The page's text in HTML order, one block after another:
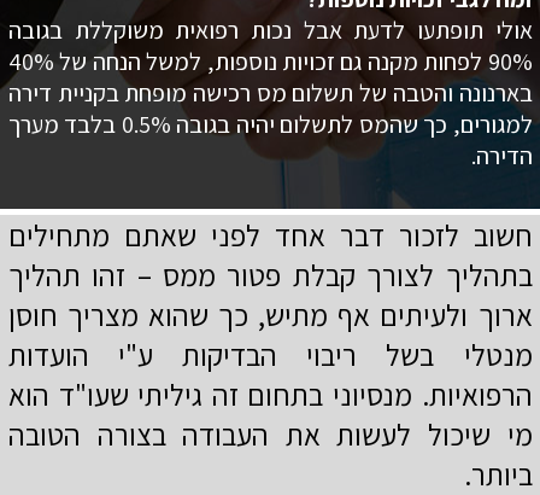
אולי תופתעו לדעת אבל נכות רפואית משוקללת בגובה
90% לפחות מקנה גם זכויות נוספות, למשל הנחה של 40%
בארנונה והטבה של תשלום מס רכישה מופחת בקניית דירה
למגורים, כך שהמס לתשלום יהיה בגובה 0.5% בלבד מערך
הדירה.
חשוב לזכור דבר אחד לפני שאתם מתחילים
בתהליך לצורך קבלת פטור ממס – זהו תהליך
ארוך ולעיתים אף מתיש, כך שהוא מצריך חוסן
מנטלי בשל ריבוי הבדיקות ע"י הועדות
הרפואיות. מנסיוני בתחום זה גיליתי שעו"ד הוא
מי שיכול לעשות את העבודה בצורה הטובה
ביותר.